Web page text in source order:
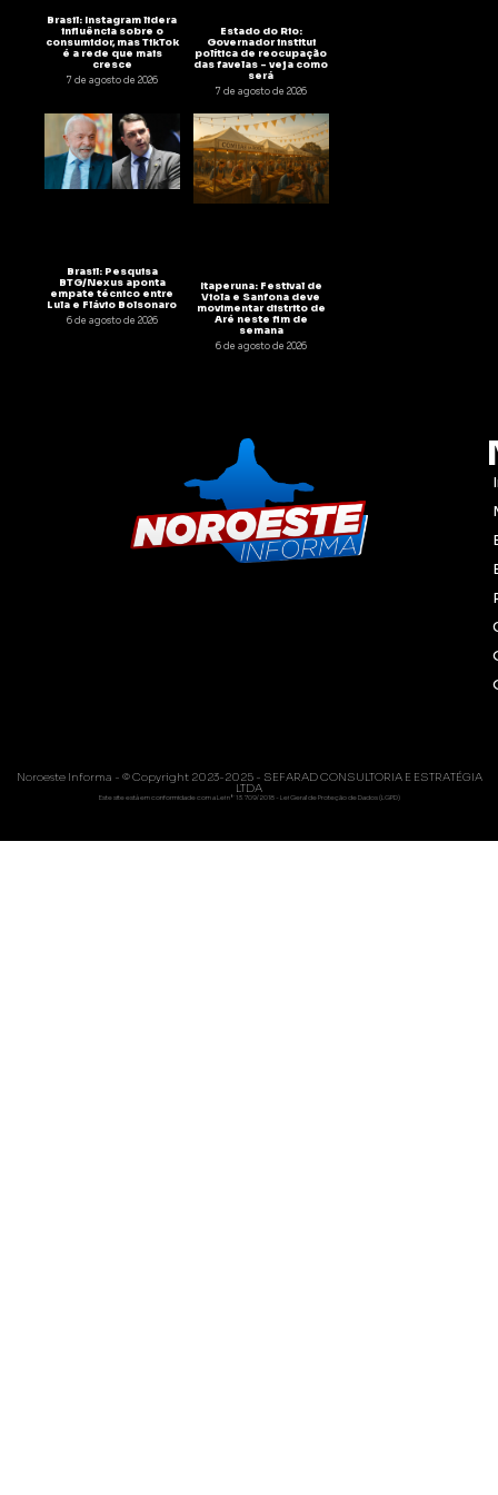
Brasil: Instagram lidera
influência sobre o
consumidor, mas TikTok
é a rede que mais
cresce
7 de agosto de 2026
Estado do Rio:
Governador institui
política de reocupação
das favelas – veja como
será
7 de agosto de 2026
Brasil: Pesquisa
BTG/Nexus aponta
empate técnico entre
Lula e Flávio Bolsonaro
6 de agosto de 2026
Itaperuna: Festival de
Viola e Sanfona deve
movimentar distrito de
Aré neste fim de
semana
6 de agosto de 2026
Noroeste Informa - © Copyright 2023-2025 - SEFARAD CONSULTORIA E ESTRATÉGIA
LTDA
Este site está em conformidade com a Lei nº 13.709/2018 - Lei Geral de Proteção de Dados (LGPD)